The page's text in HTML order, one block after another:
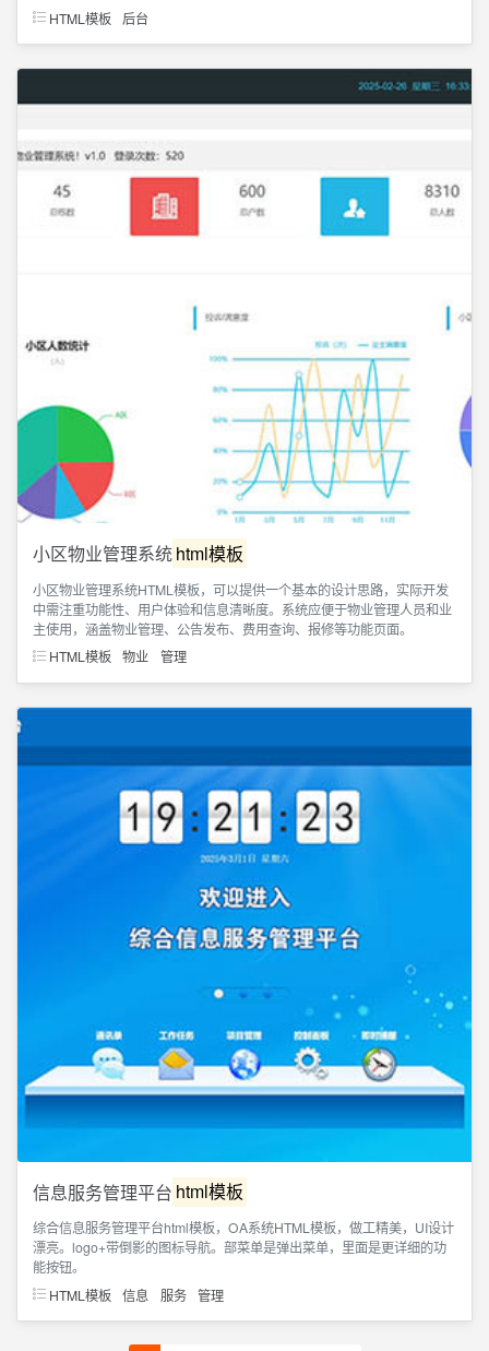
HTML模板
后台
小区物业管理系统html模板
小区物业管理系统HTML模板，可以提供一个基本的设计思路，实际开发
中需注重功能性、用户体验和信息清晰度。系统应便于物业管理人员和业
主使用，涵盖物业管理、公告发布、费用查询、报修等功能页面。
HTML模板
物业 管理
信息服务管理平台 html模板
综合信息服务管理平台html模板，OA系统HTML模板，做工精美，UI设计
漂亮。logo+带倒影的图标导航。部菜单是弹出菜单，里面是更详细的功
能按钮。
HTML模板
信息 服务 管理